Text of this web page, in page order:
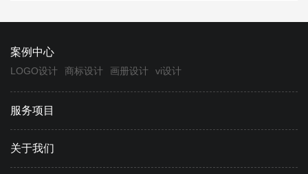
案例中心
LOGO设计 商标设计 画册设计 vi设计
服务项目
关于我们